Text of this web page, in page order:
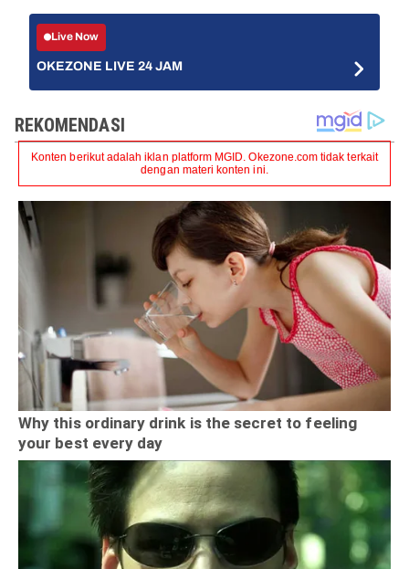
Live Now
OKEZONE LIVE 24 JAM